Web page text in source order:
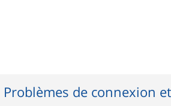
Problèmes de connexion